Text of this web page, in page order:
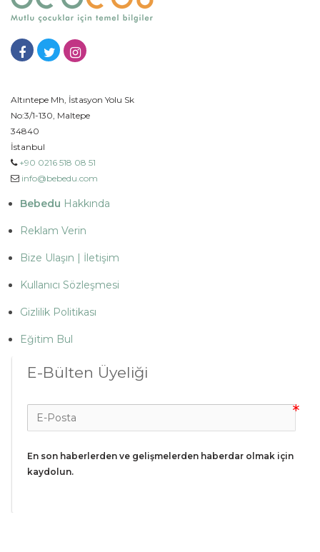
Altıntepe Mh, İstasyon Yolu Sk
No:3/1-130, Maltepe
34840
İstanbul
+90 0216 518 08 51
info@bebedu.com
Bebedu Hakkında
Reklam Verin
Bize Ulaşın | İletişim
Kullanıcı Sözleşmesi
Gizlilik Politikası
Eğitim Bul
E-Bülten Üyeliği
En son haberlerden ve gelişmelerden haberdar olmak için
kaydolun.